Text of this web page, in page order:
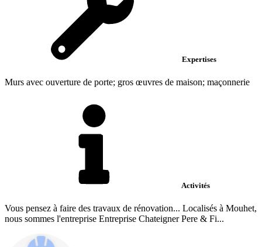
Expertises
Murs avec ouverture de porte; gros œuvres de maison; maçonnerie
Activités
Vous pensez à faire des travaux de rénovation... Localisés à Mouhet,
nous sommes l'entreprise Entreprise Chateigner Pere & Fi...